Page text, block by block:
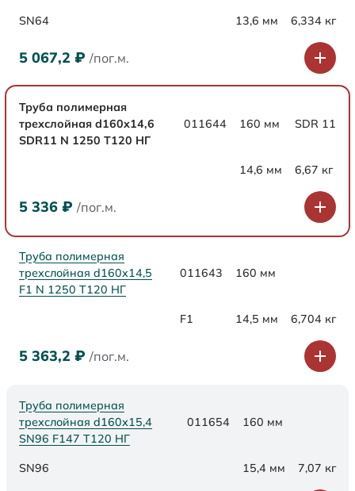
SN64 13,6 мм 6,334 кг
5 067,2 ₽ /пог.м.
Труба полимерная
трехслойная d160x14,6
SDR11 N 1250 Т120 НГ
011644 160 мм SDR 11
14,6 мм 6,67 кг
5 336 ₽ /пог.м.
Труба полимерная
трехслойная d160x14,5
F1 N 1250 Т120 НГ
011643 160 мм
F1 14,5 мм 6,704 кг
5 363,2 ₽ /пог.м.
Труба полимерная
трехслойная d160х15,4
SN96 F147 Т120 НГ
011654 160 мм
SN96 15,4 мм 7,07 кг